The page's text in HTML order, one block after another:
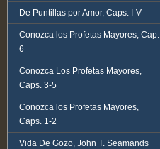
De Puntillas por Amor, Caps. I-V
Conozca los Profetas Mayores, Cap.
6
Conozca Los Profetas Mayores,
Caps. 3-5
Conozca los Profetas Mayores,
Caps. 1-2
Vida De Gozo, John T. Seamands